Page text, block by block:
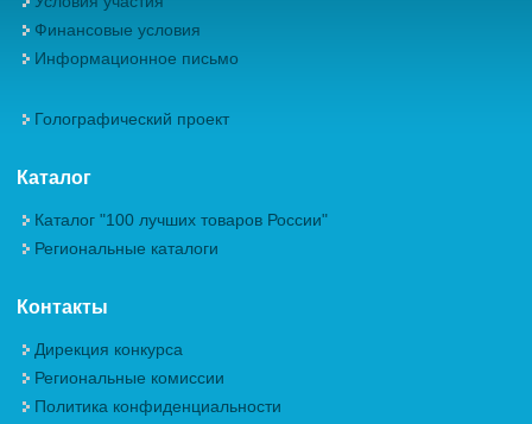
Финансовые условия
Информационное письмо
Голографический проект
Каталог
Каталог "100 лучших товаров России"
Региональные каталоги
Контакты
Дирекция конкурса
Региональные комиссии
Политика конфиденциальности